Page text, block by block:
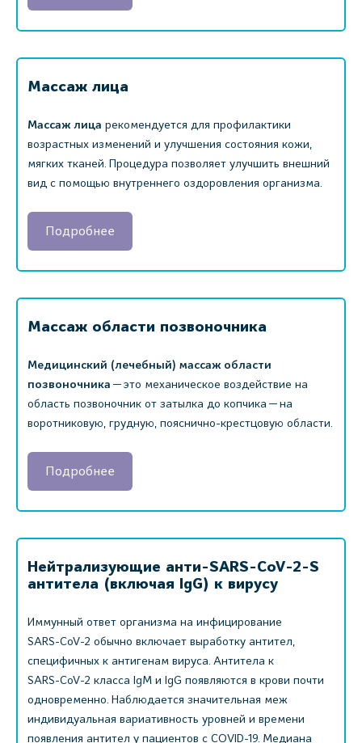
Массаж лица
Массаж лица рекомендуется для профилактики
возрастных изменений и улучшения состояния кожи,
мягких тканей. Процедура позволяет улучшить внешний
вид с помощью внутреннего оздоровления организма.
Подробнее
Массаж области позвоночника
Медицинский (лечебный) массаж области
позвоночника — это механическое воздействие на
область позвоночник от затылка до копчика — на
воротниковую, грудную, пояснично-крестцовую области.
Подробнее
Нейтрализующие анти-SARS-CoV-2-S
антитела (включая IgG) к вирусу
Иммунный ответ организма на инфицирование
SARS‑CoV‑2 обычно включает выработку антител,
специфичных к антигенам вируса. Антитела к
SARS‑CoV‑2 класса IgM и IgG появляются в крови почти
одновременно. Наблюдается значительная меж
индивидуальная вариативность уровней и времени
появления антител у пациентов с COVID‑19. Медиана